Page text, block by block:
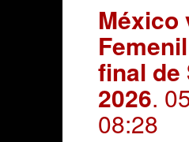
México
final de
2026.
08:28